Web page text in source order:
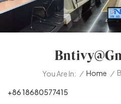
You Are In: / Home /
+86 18680577415